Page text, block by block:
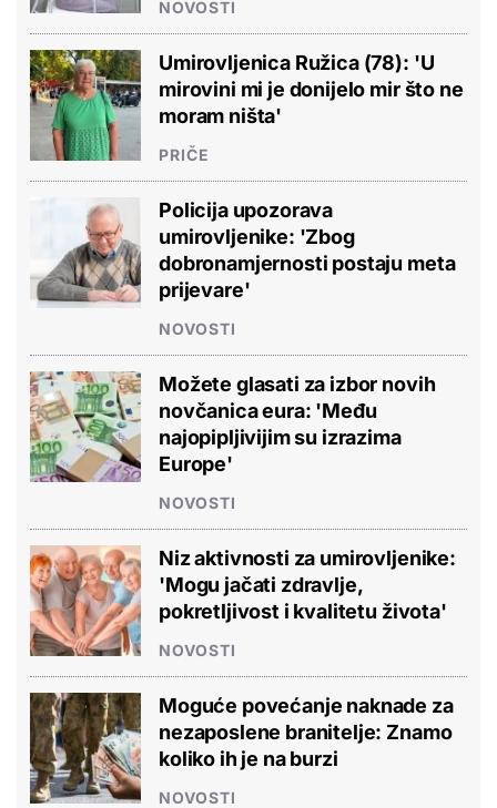
NOVOSTI
Umirovljenica Ružica (78): 'U
mirovini mi je donijelo mir što ne
moram ništa'
PRIČE
Policija upozorava
umirovljenike: 'Zbog
dobronamjernosti postaju meta
prijevare'
NOVOSTI
Možete glasati za izbor novih
novčanica eura: 'Među
najopipljivijim su izrazima
Europe'
NOVOSTI
Niz aktivnosti za umirovljenike:
'Mogu jačati zdravlje,
pokretljivost i kvalitetu života'
NOVOSTI
Moguće povećanje naknade za
nezaposlene branitelje: Znamo
koliko ih je na burzi
NOVOSTI